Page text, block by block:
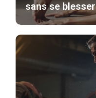
sans se blesser